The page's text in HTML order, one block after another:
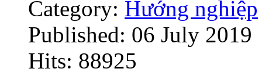
Category: Hướng nghiệp
Published: 06 July 2019
Hits: 88925